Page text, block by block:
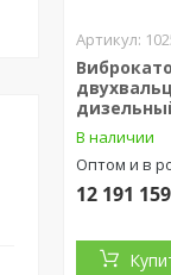
В наличии
Оптом и в
12 191